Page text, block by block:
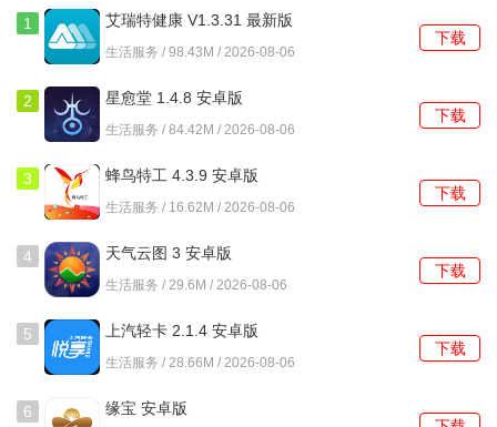
惜食魔法袋怎么使用
浏览与筛选
进入首页：登录成功后进入应用首页，首页会展示一些推荐
的魔法袋以及相关的活动、公告等信息。
选择类别：惜食魔法袋主要聚焦于烘焙、简餐轻食、牛奶饮
品和日韩料理等大类，可根据自己的口味偏好，选择相应的
类别进行浏览。
条件筛选：如果希望找到距离更近的商家或者评分更高的魔
法袋，可以在界面中选择“距离最近”或“评分最高”等条件进行
筛选，页面会自动刷新，呈现附近符合条件的魔法袋。
1 艾瑞特健康 V1.3.31 最新版
生活服务 / 98.43M / 2026-08-06
下载
2 星愈堂 1.4.8 安卓版
生活服务 / 84.42M / 2026-08-06
下载
3 蜂鸟特工 4.3.9 安卓版
生活服务 / 16.62M / 2026-08-06
下载
4 天气云图 3 安卓版
生活服务 / 29.6M / 2026-08-06
下载
5 上汽轻卡 2.1.4 安卓版
生活服务 / 28.66M / 2026-08-06
下载
6 缘宝 安卓版